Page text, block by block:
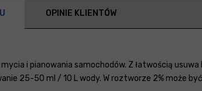
OPINIE KLIENTÓW
i pianowania samochodów. Z łatwością usuwa
25-50 ml / 10 L wody. W roztworze 2% może